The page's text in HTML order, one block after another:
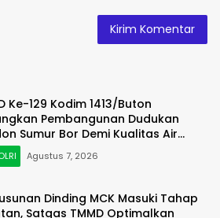
Ke-129 Kodim 1413/Buton
Pembangunan Dudukan
Sumur Bor Demi Kualitas Air
Agustus 7, 2026
Dinding MCK Masuki Tahap
Satgas TMMD Optimalkan